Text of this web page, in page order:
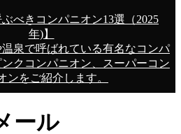
ぶべきコンパニオン13選（2025
年)】
泉で呼ばれている有名なコンパ
クコンパニオン、スーパーコン
ンをご紹介します。
ール